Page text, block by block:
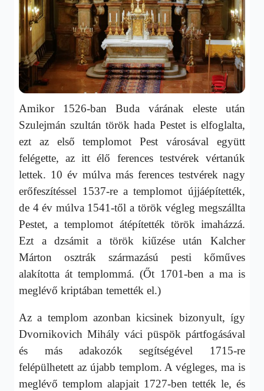
Amikor 1526-ban Buda várának eleste után
Szulejmán szultán török hada Pestet is elfoglalta,
ezt az első templomot Pest városával együtt
felégette, az itt élő ferences testvérek vértanúk
lettek. 10 év múlva más ferences testvérek nagy
erőfeszítéssel 1537-re a templomot újjáépítették,
de 4 év múlva 1541-től a török végleg megszállta
Pestet, a templomot átépítették török imaházzá.
Ezt a dzsámit a török kiűzése után Kalcher
Márton osztrák származású pesti kőműves
alakította át templommá. (Őt 1701-ben a ma is
meglévő kriptában temették el.)
Az a templom azonban kicsinek bizonyult, így
Dvornikovich Mihály váci püspök pártfogásával
és más adakozók segítségével 1715-re
felépülhetett az újabb templom. A végleges, ma is
meglévő templom alapjait 1727-ben tették le, és